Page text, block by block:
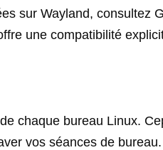
sur Wayland, consultez
une compatibilité
chaque bureau Linux.
vos séances de